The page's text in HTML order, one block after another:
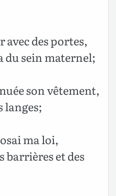
avec des portes,
du sein maternel;
son vêtement,
langes;
ma loi,
barrières et des